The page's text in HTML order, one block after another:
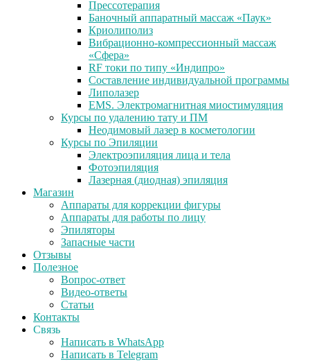
Прессотерапия
Баночный аппаратный массаж «Паук»
Криолиполиз
Вибрационно-компрессионный массаж
«Сфера»
RF токи по типу «Индипро»
Составление индивидуальной программы
Липолазер
EMS. Электромагнитная миостимуляция
Курсы по удалению тату и ПМ
Неодимовый лазер в косметологии
Курсы по Эпиляции
Электроэпиляция лица и тела
Фотоэпиляция
Лазерная (диодная) эпиляция
Магазин
Аппараты для коррекции фигуры
Аппараты для работы по лицу
Эпиляторы
Запасные части
Отзывы
Полезное
Вопрос-ответ
Видео-ответы
Статьи
Контакты
Связь
Написать в WhatsApp
Написать в Telegram